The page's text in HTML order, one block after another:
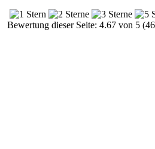
Bewertung dieser Seite: 4.67 von 5